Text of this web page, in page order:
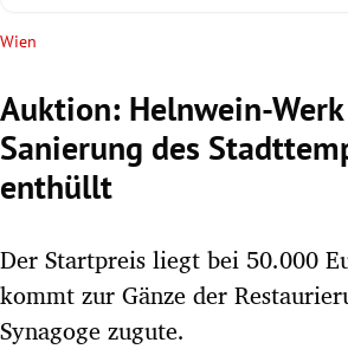
Untermenü
Untermenü
Wien
Auktion: Helnwein-
Sanierung des
enthüllt
Der Startpreis liegt bei 50.000
kommt zur Gänze der
Synagoge zugute.